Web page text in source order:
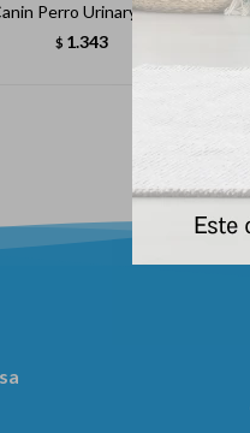
Perro Urinary S/o 1.5 Kg
$ 1.343